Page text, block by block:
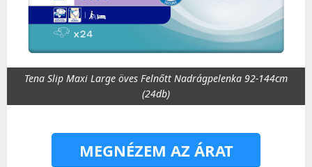
Tena Slip Maxi Large öves Felnőtt Nadrágpelenka 92-144cm
(24db)
MEGNÉZEM AZ ÁRAT